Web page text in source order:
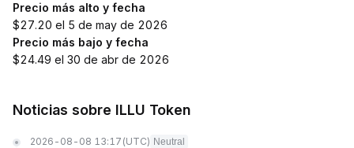
Precio más alto y fecha
$27.20 el 5 de may de 2026
Precio más bajo y fecha
$24.49 el 30 de abr de 2026
Noticias sobre ILLU Token
2026-08-08 13:17 (UTC) Neutral